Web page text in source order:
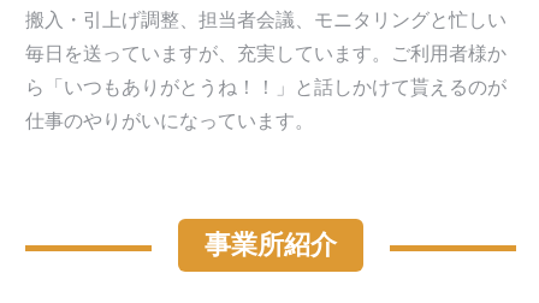
搬入・引上げ調整、担当者会議、モニタリングと忙しい
毎日を送っていますが、充実しています。ご利用者様か
ら「いつもありがとうね！！」と話しかけて貰えるのが
仕事のやりがいになっています。
事業所紹介